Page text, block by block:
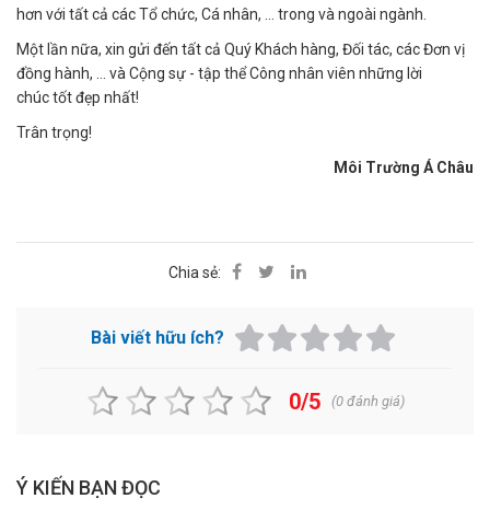
hơn với tất cả các Tổ chức, Cá nhân, … trong và ngoài ngành.
Một lần nữa, xin gửi đến tất cả Quý Khách hàng, Đối tác, các Đơn vị
đồng hành, ... và Cộng sự - tập thể Công nhân viên những lời
chúc tốt đẹp nhất!
Trân trọng!
Môi Trường Á Châu
Chia sẻ:
Bài viết hữu ích?
0/5 (0đánh giá)
Ý KIẾN BẠN ĐỌC